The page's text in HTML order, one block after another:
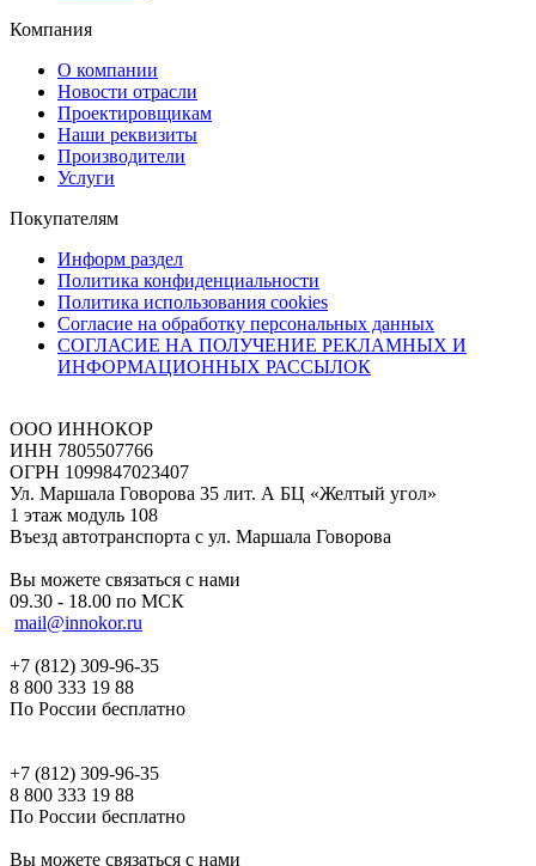
Компания
О компании
Новости отрасли
Проектировщикам
Наши реквизиты
Производители
Услуги
Покупателям
Информ раздел
Политика конфиденциальности
Политика использования cookies
Согласие на обработку персональных данных
СОГЛАСИЕ НА ПОЛУЧЕНИЕ РЕКЛАМНЫХ И
ИНФОРМАЦИОННЫХ РАССЫЛОК
ООО ИННОКОР
ИНН 7805507766
ОГРН 1099847023407
Ул. Маршала Говорова 35 лит. А БЦ «Желтый угол»
1 этаж модуль 108
Въезд автотранспорта с ул. Маршала Говорова
Вы можете связаться с нами
09.30 - 18.00 по МСК
mail@innokor.ru
+7 (812) 309-96-35
8 800 333 19 88
По России бесплатно
+7 (812) 309-96-35
8 800 333 19 88
По России бесплатно
Вы можете связаться с нами